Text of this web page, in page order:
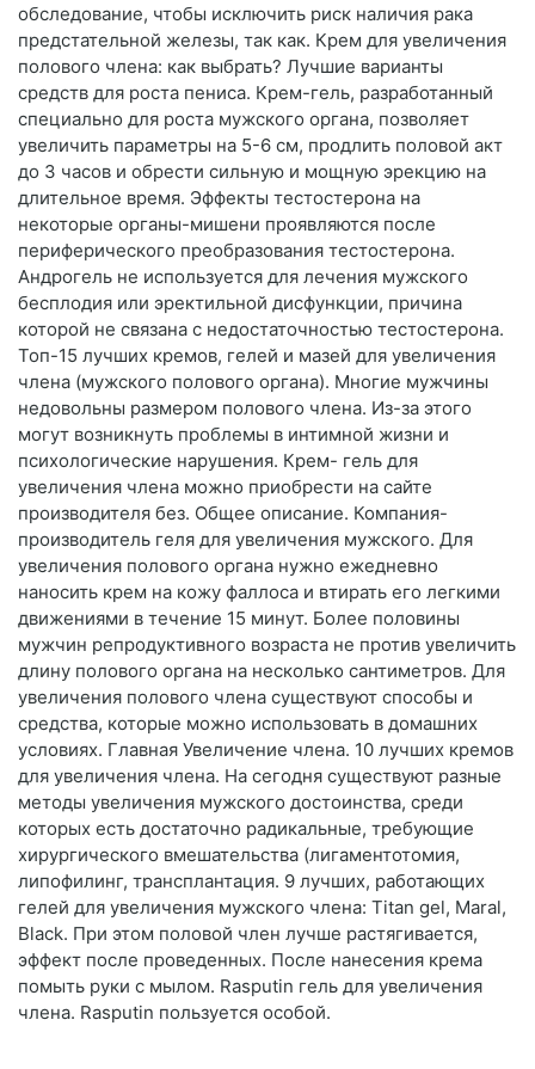
обследование, чтобы исключить риск наличия рака
предстательной железы, так как. Крем для увеличения
полового члена: как выбрать? Лучшие варианты
средств для роста пениса. Крем-гель, разработанный
специально для роста мужского органа, позволяет
увеличить параметры на 5-6 см, продлить половой акт
до 3 часов и обрести сильную и мощную эрекцию на
длительное время. Эффекты тестостерона на
некоторые органы-мишени проявляются после
периферического преобразования тестостерона.
Андрогель не используется для лечения мужского
бесплодия или эректильной дисфункции, причина
которой не связана с недостаточностью тестостерона.
Топ-15 лучших кремов, гелей и мазей для увеличения
члена (мужского полового органа). Многие мужчины
недовольны размером полового члена. Из-за этого
могут возникнуть проблемы в интимной жизни и
психологические нарушения. Крем- гель для
увеличения члена можно приобрести на сайте
производителя без. Общее описание. Компания-
производитель геля для увеличения мужского. Для
увеличения полового органа нужно ежедневно
наносить крем на кожу фаллоса и втирать его легкими
движениями в течение 15 минут. Более половины
мужчин репродуктивного возраста не против увеличить
длину полового органа на несколько сантиметров. Для
увеличения полового члена существуют способы и
средства, которые можно использовать в домашних
условиях. Главная Увеличение члена. 10 лучших кремов
для увеличения члена. На сегодня существуют разные
методы увеличения мужского достоинства, среди
которых есть достаточно радикальные, требующие
хирургического вмешательства (лигаментотомия,
липофилинг, трансплантация. 9 лучших, работающих
гелей для увеличения мужского члена: Titan gel, Maral,
Black. При этом половой член лучше растягивается,
эффект после проведенных. После нанесения крема
помыть руки с мылом. Rasputin гель для увеличения
члена. Rasputin пользуется особой.